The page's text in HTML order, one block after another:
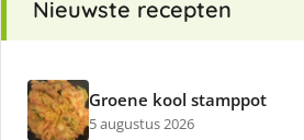
Nieuwste recepten
Groene kool stamppot
5 augustus 2026